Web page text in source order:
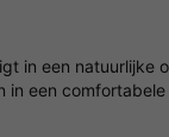
in een
in een